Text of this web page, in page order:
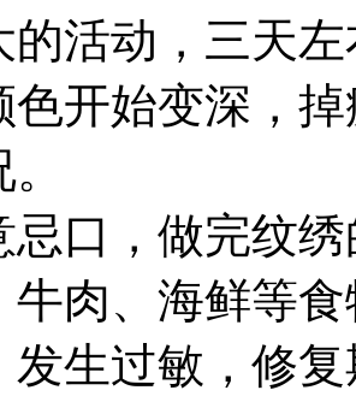
的活动，三天
色开始变深，
忌口，做完纹
牛肉、海鲜等
发生过敏，修